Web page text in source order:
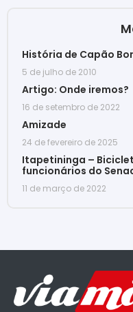
História de Capão
5 de julho de 2010
Artigo: Onde iremos?
16 de setembro de 2022
Amizade
24 de fevereiro de 2025
Itapetininga –
funcionários do
11 de março de 2022